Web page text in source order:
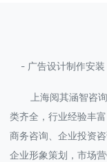
- 广告设计制作安
上海阅其涵智咨
类齐全，行业经验丰
商务咨询、企业投资
企业形象策划，市场